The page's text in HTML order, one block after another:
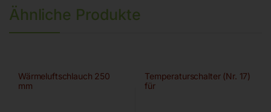
Ähnliche Produkte
Wärmeluftschlauch 250
mm
Temperaturschalter (Nr. 17)
für